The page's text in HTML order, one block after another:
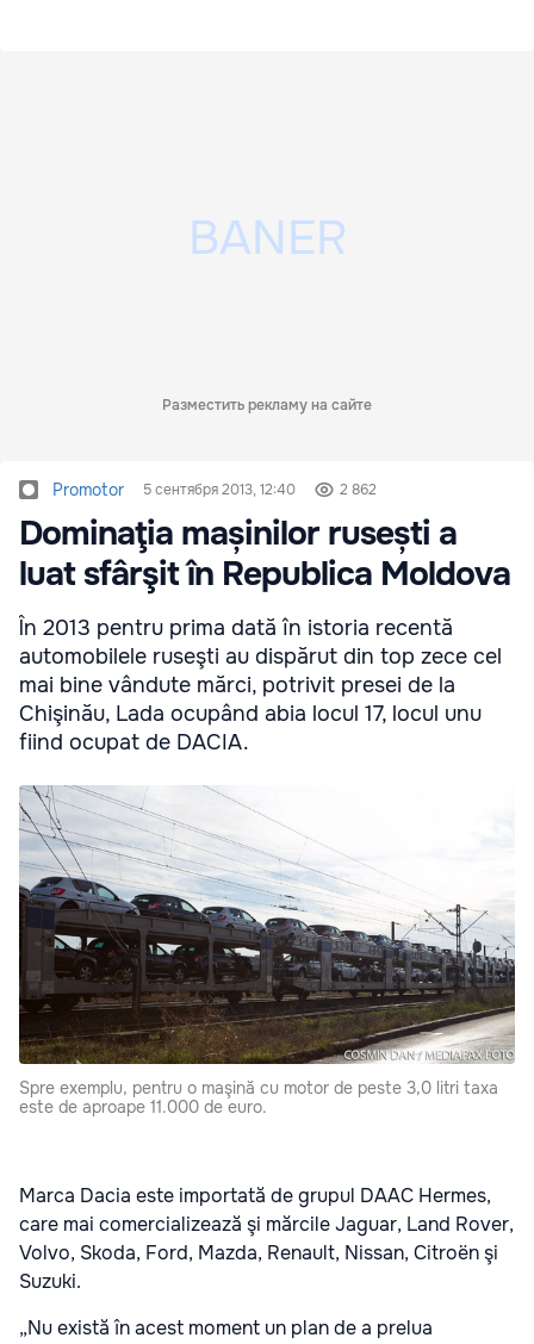
Разместить рекламу на сайте
Promotor 5 сентября 2013, 12:40 2 862
Dominaţia mașinilor rusești a
luat sfârşit în Republica Moldova
În 2013 pentru prima dată în istoria re­centă
automobilele ruseşti au dispărut din top zece cel
mai bine vândute mărci, po­trivit presei de la
Chişinău, Lada ocupând abia locul 17, locul unu
fiind ocupat de DACIA.
Spre exem­plu, pentru o maşină cu motor de peste 3,0 litri taxa
este de aproape 11.000 de euro.
Marca Dacia este impor­tată de grupul DAAC Hermes,
care mai comercializează şi mărcile Jaguar, Land Rover,
Volvo, Skoda, Ford, Mazda, Renault, Nissan, Citroën şi
Suzuki.
„Nu există în acest moment un plan de a prelua